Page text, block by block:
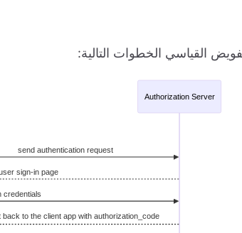
القياسي الخطوات التالية: